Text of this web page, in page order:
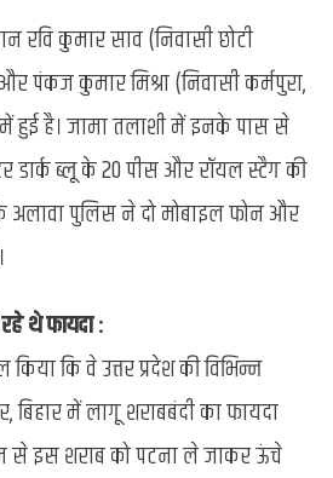
रवि कुमार साव (निवासी छोटी
पंकज कुमार मिश्रा (निवासी कर्मपुरा,
हुई है। जामा तलाशी में इनके पास से
डार्क ब्लू के 20 पीस और रॉयल स्टैग की
अलावा पुलिस ने दो मोबाइल फोन और
थे फायदा :
कि वे उत्तर प्रदेश की विभिन्न
में लागू शराबबंदी का फायदा
से इस शराब को पटना ले जाकर ऊंचे